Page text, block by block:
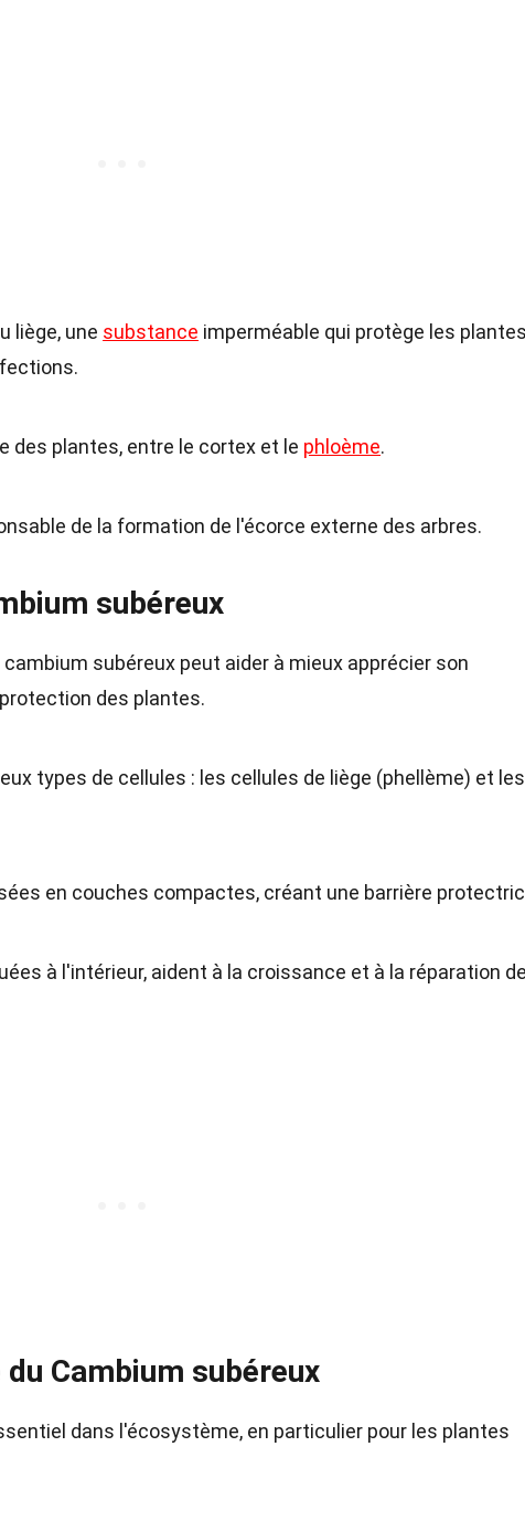
liège, une substance imperméable qui protège les plantes
des plantes, entre le cortex et le phloème.
de la formation de l'écorce externe des arbres.
subéreux
subéreux peut aider à mieux apprécier son
des plantes.
types de cellules : les cellules de liège (phellème) et les
en couches compactes, créant une barrière
à l'intérieur, aident à la croissance et à la réparation
Cambium subéreux
dans l'écosystème, en particulier pour les plantes